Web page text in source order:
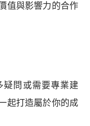
值與影響力的合作
疑問或需要專業建
起打造屬於你的成